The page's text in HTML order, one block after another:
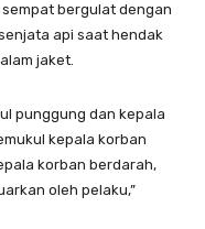
bergulat dengan
api saat hendak
jaket.
punggung dan kepala
kepala korban
korban berdarah,
oleh pelaku,”